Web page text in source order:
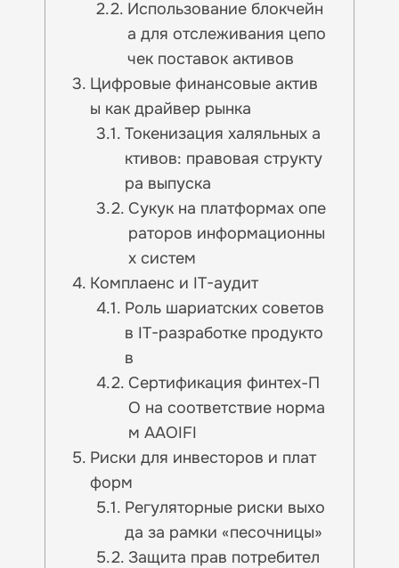
Использование блокчейн
а для отслеживания цепо
чек поставок активов
Цифровые финансовые актив
ы как драйвер рынка
Токенизация халяльных а
ктивов: правовая структу
ра выпуска
Сукук на платформах опе
раторов информационны
х систем
Комплаенс и IT-аудит
Роль шариатских советов
в IT-разработке продукто
в
Сертификация финтех-П
О на соответствие норма
м AAOIFI
Риски для инвесторов и плат
форм
Регуляторные риски выхо
да за рамки «песочницы»
Защита прав потребител